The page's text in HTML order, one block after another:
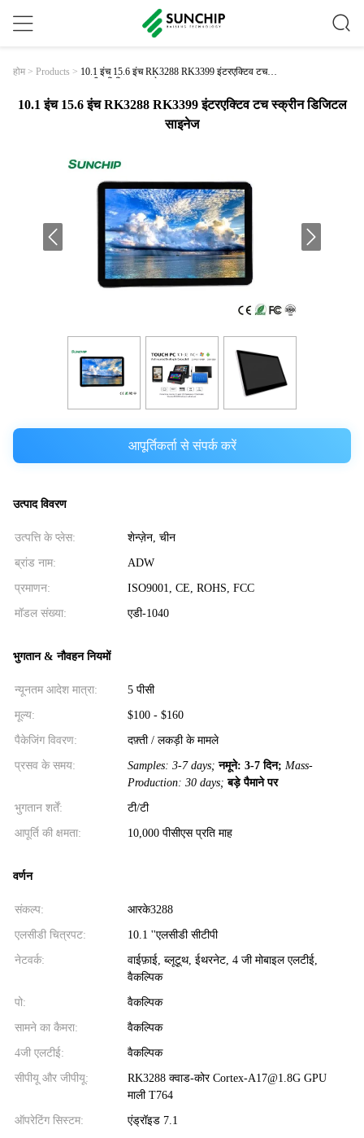
होम > Products > 10.1 इंच 15.6 इंच RK3288 RK3399 इंटरएक्टिव टच
स्क्रीन डिजिटल साइनेज
10.1 इंच 15.6 इंच RK3288 RK3399 इंटरएक्टिव टच स्क्रीन डिजिटल
साइनेज
आपूर्तिकर्ता से संपर्क करें
उत्पाद विवरण
उत्पत्ति के प्लेस: शेन्ज़ेन, चीन
ब्रांड नाम: ADW
प्रमाणन: ISO9001, CE, ROHS, FCC
मॉडल संख्या: एडी-1040
भुगतान & नौवहन नियमों
न्यूनतम आदेश मात्रा: 5 पीसी
मूल्य: $100 - $160
पैकेजिंग विवरण: दफ़्ती / लकड़ी के मामले
प्रसव के समय: Samples: 3-7 days; नमूने: 3-7 दिन; Mass-
Production: 30 days; बड़े पैमाने पर
भुगतान शर्तें: टी/टी
आपूर्ति की क्षमता: 10,000 पीसीएस प्रति माह
वर्णन
संकल्प: आरके3288
एलसीडी चित्रपट: 10.1 ''एलसीडी सीटीपी
नेटवर्क:
वाईफ़ाई, ब्लूटूथ, ईथरनेट, 4 जी मोबाइल एलटीई,
वैकल्पिक
पो: वैकल्पिक
सामने का कैमरा: वैकल्पिक
4जी एलटीई: वैकल्पिक
सीपीयू और जीपीयू:
RK3288 क्वाड-कोर Cortex-A17@1.8G GPU
माली T764
ऑपरेटिंग सिस्टम: एंड्रॉइड 7.1